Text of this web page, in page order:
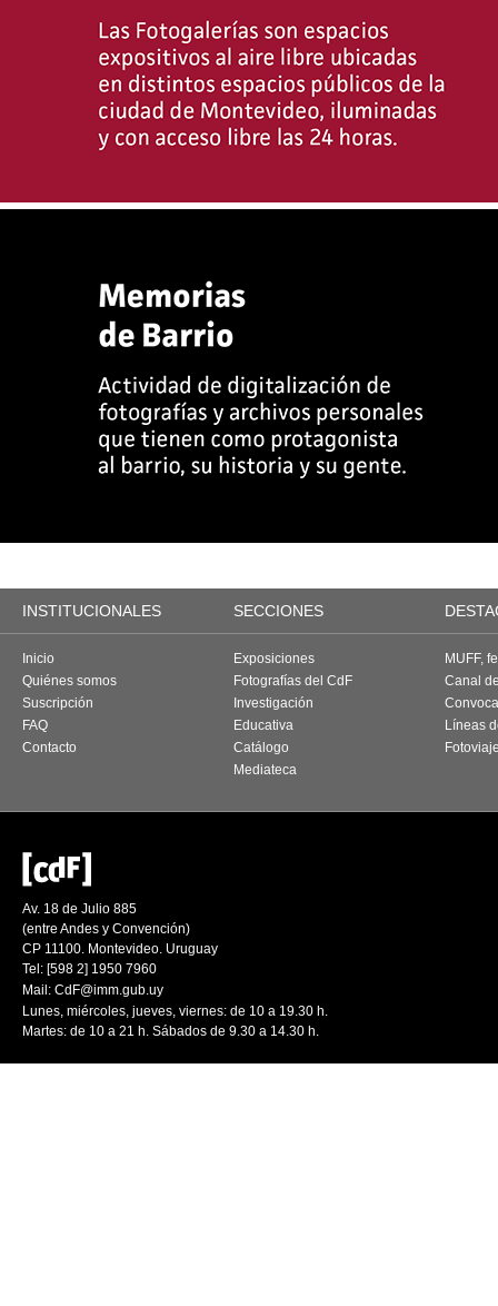
INSTITUCIONALES SECCIONES
Inicio
Quiénes somos
Suscripción
FAQ
Contacto
Exposiciones
Fotografías del CdF
Investigación
Educativa
Catálogo
Mediateca
MUFF,
Canal
Líneas
Av. 18 de Julio 885
(entre Andes y Convención)
CP 11100. Montevideo. Uruguay
Tel: [598 2] 1950 7960
Mail: CdF@imm.gub.uy
Lunes, miércoles, jueves, viernes: de 10 a 19.30 h.
Martes: de 10 a 21 h. Sábados de 9.30 a 14.30 h.